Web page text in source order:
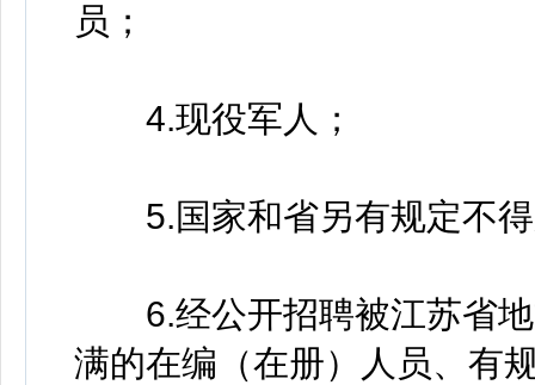
员；
4.现役军人；
5.国家和省另有规定不得
6.经公开招聘被江苏省地
满的在编（在册）人员、有